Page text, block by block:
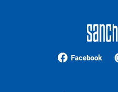
Facebook